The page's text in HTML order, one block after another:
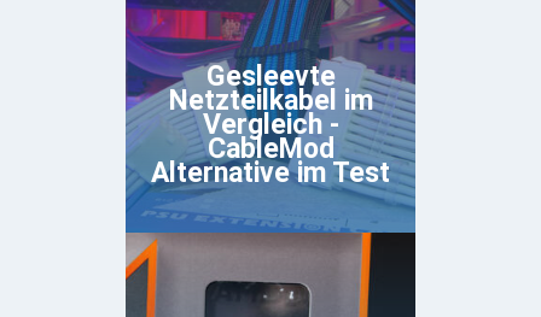
Gesleevte
Netzteilkabel im
Vergleich -
CableMod
Alternative im Test